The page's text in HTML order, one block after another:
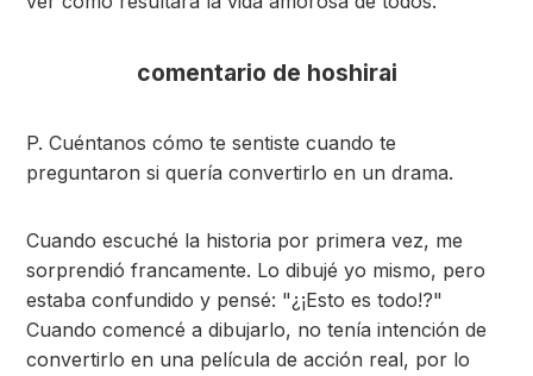
comentario de hoshirai
P. Cuéntanos cómo te sentiste cuando te
preguntaron si quería convertirlo en un drama.
Cuando escuché la historia por primera vez, me
sorprendió francamente. Lo dibujé yo mismo, pero
estaba confundido y pensé: "¿¡Esto es todo!?"
Cuando comencé a dibujarlo, no tenía intención de
convertirlo en una película de acción real, por lo